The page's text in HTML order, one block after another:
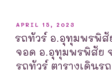
POSTED
APRIL 15, 2023
รถทัวร์ อ.อุทุมพรพิสั
จอด อ.อุทุมพรพิสัย
รถทัวร์ ตารางเดินรถ